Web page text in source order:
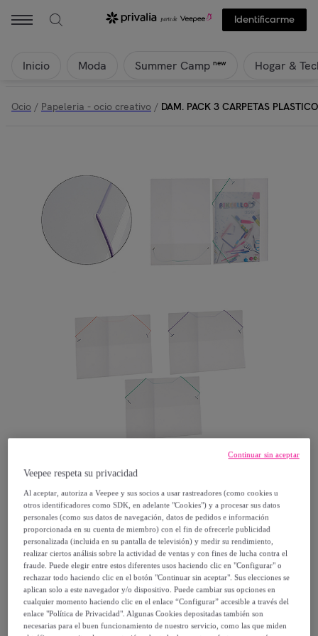
Identificarme
Inicio Moda Summer Camp new Hogar &
Ocio / Papeleria - ocio creativo / DAM. PACK 3 CARPETAS
DAM
DAM. PACK 3 CARPETAS PLASTICO
TRANSPARENTE GOMA 3 COL Tamaño
A4Medidas: 1x26x35,5cm.
Modelo: Unica
4,99 €
Veepee respeta su privacidad
Al aceptar, autoriza a Veepee y sus socios a usar rastreadores (como cookies u
otros identificadores como SDK, en adelante "Cookies") y a procesar sus datos
personales (como sus datos de navegación, datos de pedidos e información
proporcionada en su cuenta de miembro) con el fin de ofrecerle publicidad
personalizada (incluida en su pantalla de televisión) y medir su rendimiento,
realizar ciertos análisis sobre la actividad de ventas y con fines de lucha contra el
fraude. Puede elegir entre estos diferentes usos haciendo clic en "Configurar" o
rechazar todo haciendo clic en el botón "Continuar sin aceptar". Sus elecciones se
aplican solo a este navegador y/o dispositivo. Puede cambiar sus opciones en
cualquier momento haciendo clic en el enlace “Configurar” accesible a través del
enlace "Política de Privacidad". Algunas Cookies depositadas también son
necesarias para el buen funcionamiento de nuestro servicio, como las que miden
Continuar sin aceptar